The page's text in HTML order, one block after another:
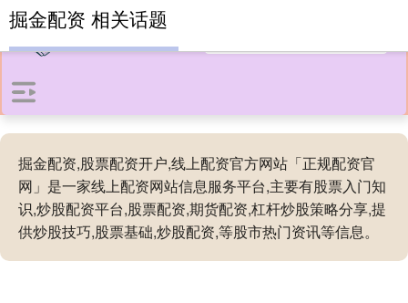
掘金配资,股票配资开户,线上配资官方网站「正规配资官
网」是一家线上配资网站信息服务平台,主要有股票入门知
识,炒股配资平台,股票配资,期货配资,杠杆炒股策略分享,提
供炒股技巧,股票基础,炒股配资,等股市热门资讯等信息。
掘金配资 相关话题